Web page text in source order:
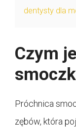
dentysty dla
Czym
Próchnica
zębów, która